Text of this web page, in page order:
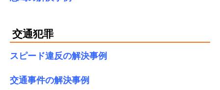
交通犯罪
スピード違反の解決事例
交通事件の解決事例